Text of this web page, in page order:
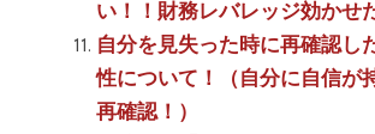
い！！財務レバレッジ効かせ
自分を見失った時に再確認し
性について！（自分に自信が
再確認！）